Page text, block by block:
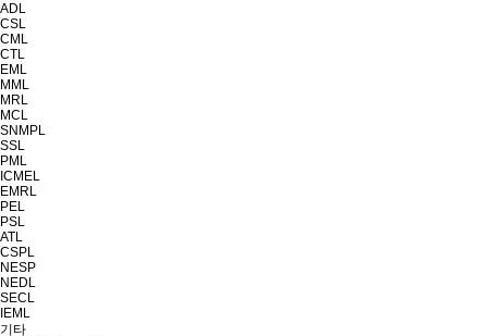
ADL
CSL
CML
CTL
EML
MML
MRL
MCL
SNMPL
SSL
PML
ICMEL
EMRL
PEL
PSL
ATL
CSPL
NESP
NEDL
SECL
IEML
기타